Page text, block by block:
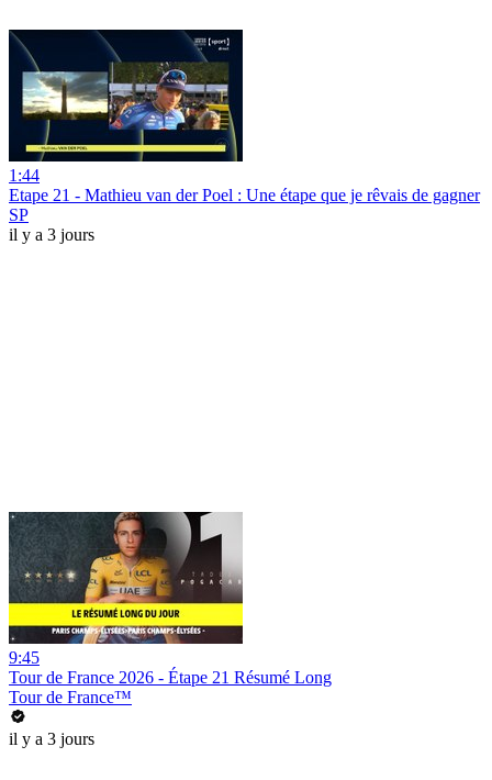
1:44
Etape 21 - Mathieu van der Poel : Une étape que je rêvais de gagner
SP
il y a 3 jours
9:45
Tour de France 2026 - Étape 21 Résumé Long
Tour de France™
il y a 3 jours